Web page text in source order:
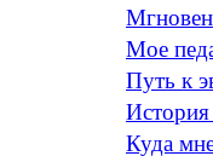
Мое
Путь к
Куда